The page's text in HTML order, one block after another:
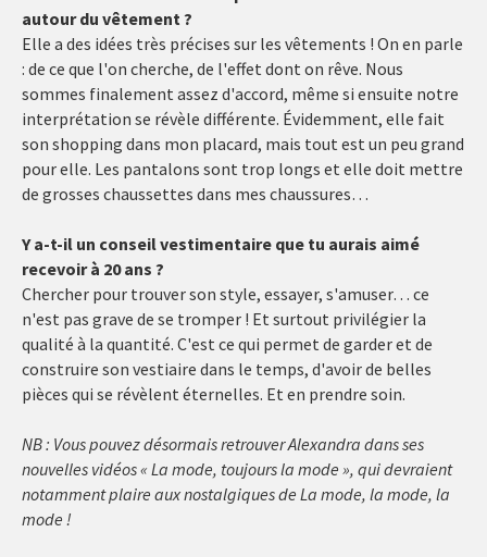
autour du vêtement ?
Elle a des idées très précises sur les vêtements ! On en parle
: de ce que l'on cherche, de l'effet dont on rêve. Nous
sommes finalement assez d'accord, même si ensuite notre
interprétation se révèle différente. Évidemment, elle fait
son shopping dans mon placard, mais tout est un peu grand
pour elle. Les pantalons sont trop longs et elle doit mettre
de grosses chaussettes dans mes chaussures…
Y a-t-il un conseil vestimentaire que tu aurais aimé
recevoir à 20 ans ?
Chercher pour trouver son style, essayer, s'amuser… ce
n'est pas grave de se tromper ! Et surtout privilégier la
qualité à la quantité. C'est ce qui permet de garder et de
construire son vestiaire dans le temps, d'avoir de belles
pièces qui se révèlent éternelles. Et en prendre soin.
NB : Vous pouvez désormais retrouver Alexandra dans ses
nouvelles vidéos « La mode, toujours la mode », qui devraient
notamment plaire aux nostalgiques de La mode, la mode, la
mode !